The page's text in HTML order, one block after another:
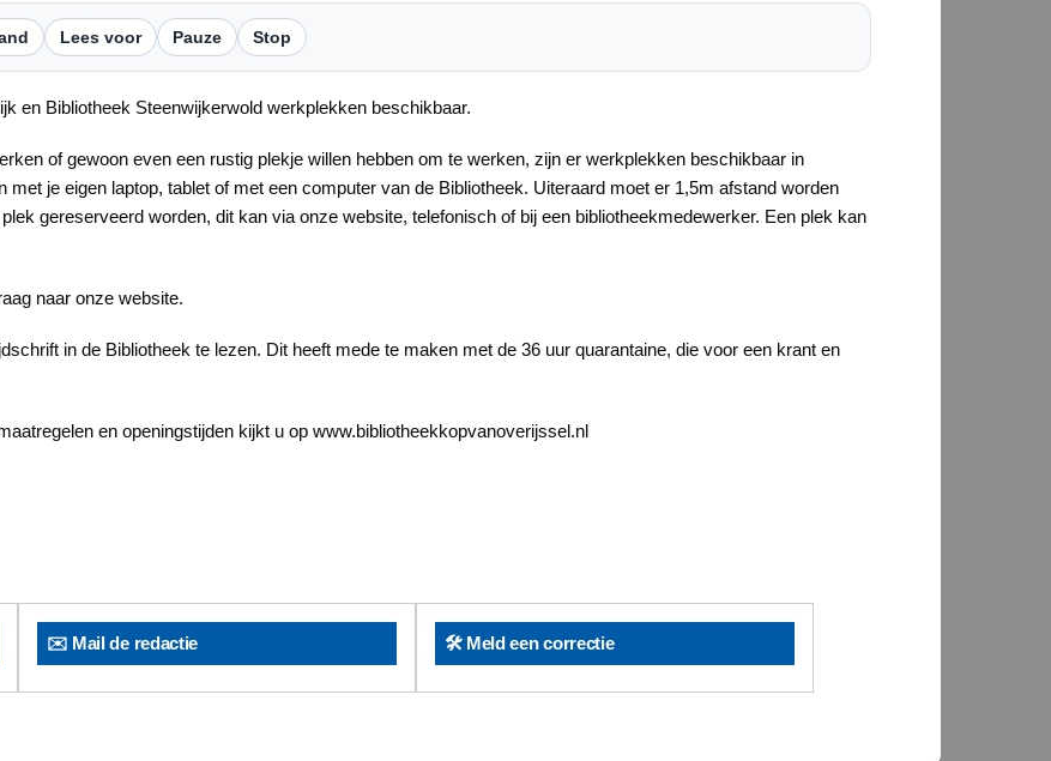
Lees voor Pauze Stop
en Bibliotheek Steenwijkerwold werkplekken beschikbaar.
of gewoon even een rustig plekje willen hebben om te werken, zijn er werkplekken beschikbaar in
je eigen laptop, tablet of met een computer van de Bibliotheek. Uiteraard moet er 1,5m afstand worden
gereserveerd worden, dit kan via onze website, telefonisch of bij een bibliotheekmedewerker. Een plek kan
naar onze website.
in de Bibliotheek te lezen. Dit heeft mede te maken met de 36 uur quarantaine, die voor een krant en
en openingstijden kijkt u op www.bibliotheekkopvanoverijssel.nl
✉️ Mail de redactie 🛠️ Meld een correctie